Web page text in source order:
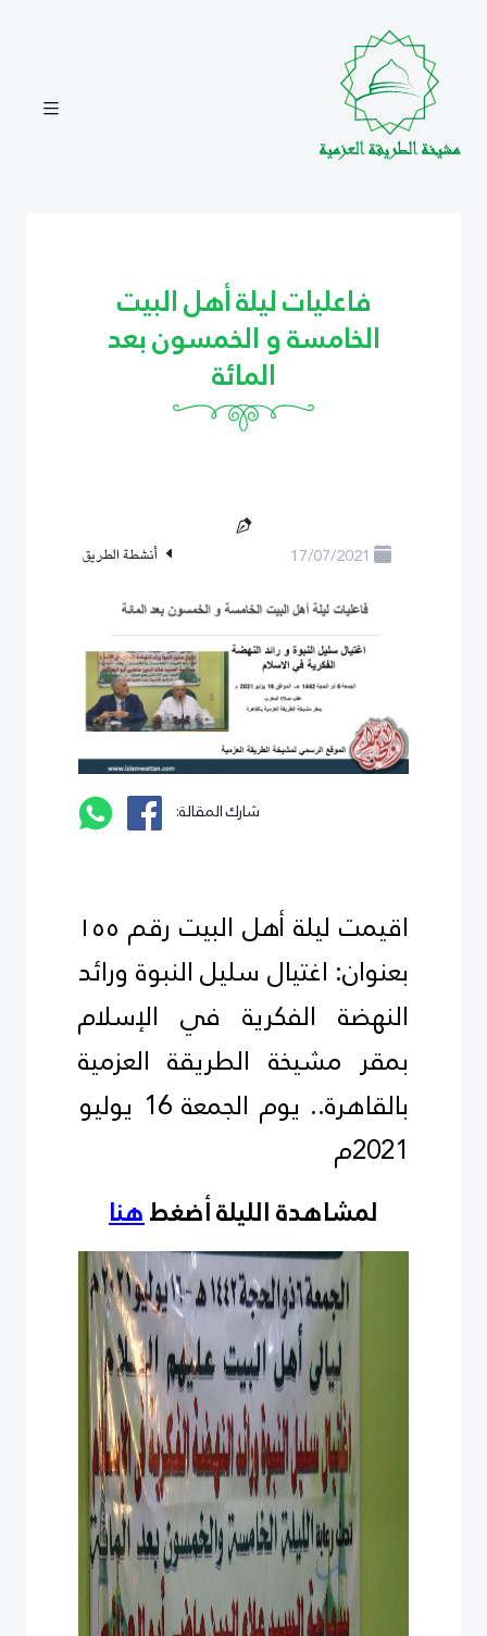
فاعليات ليلة أهل البيت
الخامسة و الخمسون بعد
المائة
17/07/2021 أنشطة الطريق
شارك المقالة:
اقيمت ليلة أهل البيت رقم ١٥٥
بعنوان: اغتيال سليل النبوة ورائد
النهضة الفكرية في الإسلام
بمقر مشيخة الطريقة العزمية
بالقاهرة.. يوم الجمعة 16 يوليو
2021م
لمشاهدة الليلة أضغطهنا